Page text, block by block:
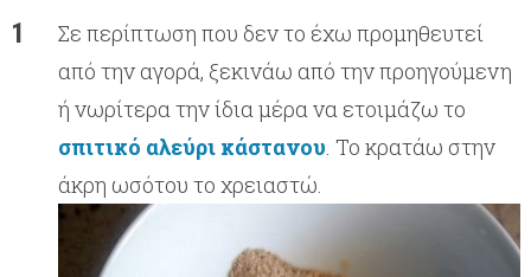
Σε περίπτωση που δεν το έχω προμηθευτεί
από την αγορά, ξεκινάω από την προηγούμενη
ή νωρίτερα την ίδια μέρα να ετοιμάζω το
σπιτικό αλεύρι κάστανου. Το κρατάω στην
άκρη ωσότου το χρειαστώ.